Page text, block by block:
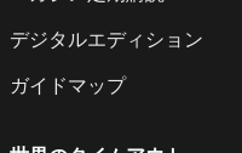
デジタルエディション
ガイドマップ